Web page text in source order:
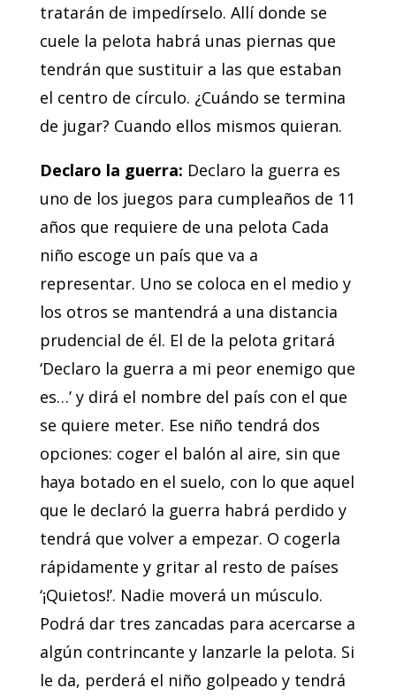
tratarán de impedírselo. Allí donde se
cuele la pelota habrá unas piernas que
tendrán que sustituir a las que estaban
el centro de círculo. ¿Cuándo se termina
de jugar? Cuando ellos mismos quieran.
Declaro la guerra: Declaro la guerra es
uno de los juegos para cumpleaños de 11
años que requiere de una pelota Cada
niño escoge un país que va a
representar. Uno se coloca en el medio y
los otros se mantendrá a una distancia
prudencial de él. El de la pelota gritará
‘Declaro la guerra a mi peor enemigo que
es…’ y dirá el nombre del país con el que
se quiere meter. Ese niño tendrá dos
opciones: coger el balón al aire, sin que
haya botado en el suelo, con lo que aquel
que le declaró la guerra habrá perdido y
tendrá que volver a empezar. O cogerla
rápidamente y gritar al resto de países
‘¡Quietos!’. Nadie moverá un músculo.
Podrá dar tres zancadas para acercarse a
algún contrincante y lanzarle la pelota. Si
le da, perderá el niño golpeado y tendrá